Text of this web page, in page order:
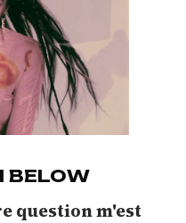
BELOW
question m'est